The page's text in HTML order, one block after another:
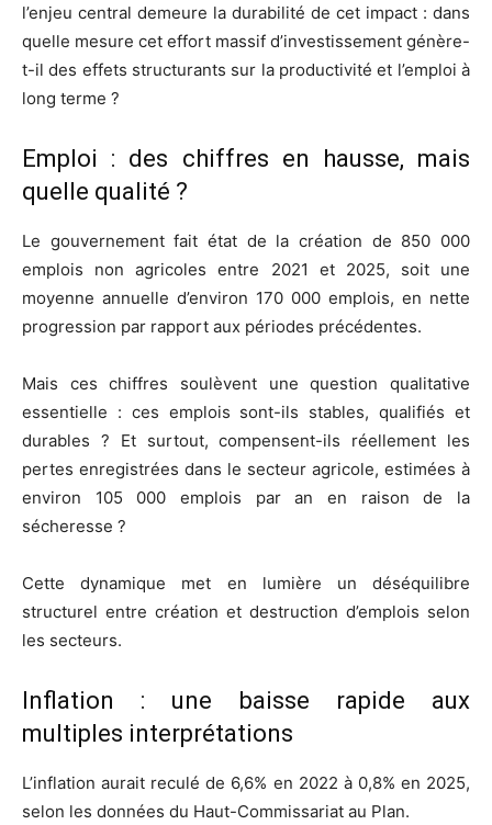
l’enjeu central demeure la durabilité de cet impact : dans
quelle mesure cet effort massif d’investissement génère-
t-il des effets structurants sur la productivité et l’emploi à
long terme ?
Emploi : des chiffres en hausse, mais
quelle qualité ?
Le gouvernement fait état de la création de 850 000
emplois non agricoles entre 2021 et 2025, soit une
moyenne annuelle d’environ 170 000 emplois, en nette
progression par rapport aux périodes précédentes.
Mais ces chiffres soulèvent une question qualitative
essentielle : ces emplois sont-ils stables, qualifiés et
durables ? Et surtout, compensent-ils réellement les
pertes enregistrées dans le secteur agricole, estimées à
environ 105 000 emplois par an en raison de la
sécheresse ?
Cette dynamique met en lumière un déséquilibre
structurel entre création et destruction d’emplois selon
les secteurs.
Inflation : une baisse rapide aux
multiples interprétations
L’inflation aurait reculé de 6,6% en 2022 à 0,8% en 2025,
selon les données du Haut-Commissariat au Plan.